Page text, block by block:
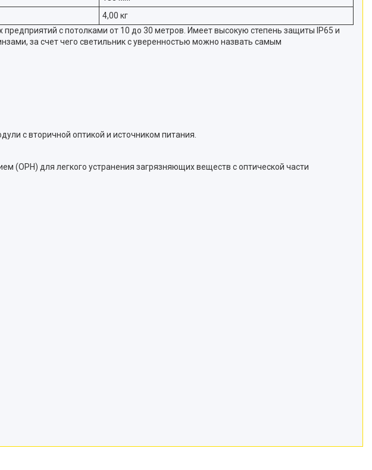
4,00 кг
с потолками от 10 до 30 метров. Имеет высокую степень защиты IP65 и
за счет чего светильник с уверенностью можно назвать самым
с вторичной оптикой и источником питания.
для легкого устранения загрязняющих веществ с оптической части